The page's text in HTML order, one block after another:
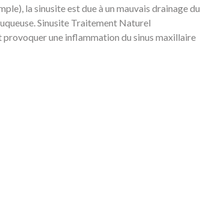
la sinusiteest due à un mauvais drainage du
. Sinusite Traitement Naturel
provoquer une inflammation du sinus maxillaire